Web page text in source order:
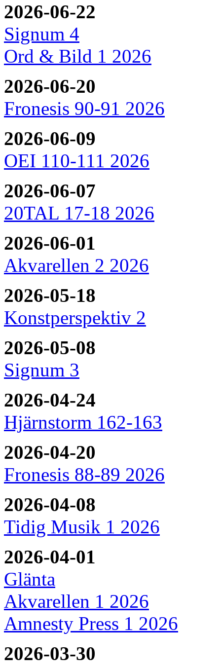
2026-06-22
Signum 4
Ord & Bild 1 2026
2026-06-20
Fronesis 90-91 2026
2026-06-09
OEI 110-111 2026
2026-06-07
20TAL 17-18 2026
2026-06-01
Akvarellen 2 2026
2026-05-18
Konstperspektiv 2
2026-05-08
Signum 3
2026-04-24
Hjärnstorm 162-163
2026-04-20
Fronesis 88-89 2026
2026-04-08
Tidig Musik 1 2026
2026-04-01
Glänta
Akvarellen 1 2026
Amnesty Press 1 2026
2026-03-30